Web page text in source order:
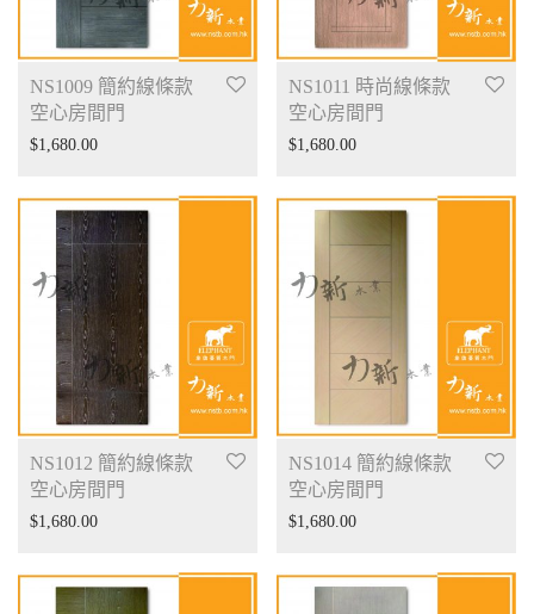
NS1009 簡約線條款
空心房間門
$1,680.00
NS1011 時尚線條款
空心房間門
$1,680.00
NS1012 簡約線條款
空心房間門
$1,680.00
NS1014 簡約線條款
空心房間門
$1,680.00